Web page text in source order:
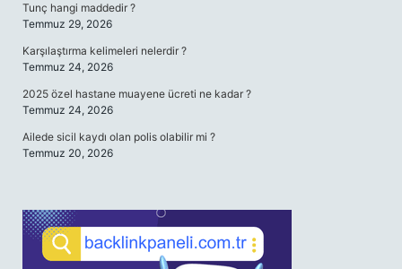
Tunç hangi maddedir ?
Temmuz 29, 2026
Karşılaştırma kelimeleri nelerdir ?
Temmuz 24, 2026
2025 özel hastane muayene ücreti ne kadar ?
Temmuz 24, 2026
Ailede sicil kaydı olan polis olabilir mi ?
Temmuz 20, 2026